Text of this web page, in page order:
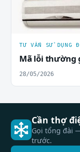
TƯ VẤN SỬ DỤNG
Mã lỗi thường
28/05/2026
Cần thợ
Gọi tổng đài
trước.